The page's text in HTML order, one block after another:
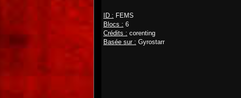
ID : FEMS
Blocs : 6
Crédits : corenting
Basée sur : Gyrostarr